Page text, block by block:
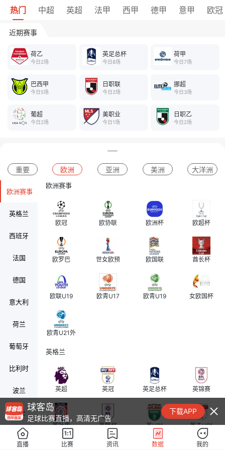
热门 中超 英超 法甲 西甲 德甲 意甲 欧冠
近期赛事
荷乙
今日2场
英足总杯
今日8场
荷甲
今日7场
巴西甲
今日5场
日职联
今日2场
挪超
今日3场
葡超
今日2场
美职业
今日1场
日职乙
今日2场
重要 欧洲 亚洲 美洲 大洋洲
欧洲赛事
英格兰
西班牙
法国
德国
意大利
荷兰
葡萄牙
比利时
波兰
瑞士
奥地利
欧洲赛事
欧冠 欧协联 欧洲杯 欧超杯
欧罗巴 世女欧预 欧国联 酋长杯
欧联U19 欧青U17 欧青U19 女欧国杯
欧青U21外
英格兰
英超 英冠 英足总杯 英锦赛
英社盾 英联杯 英U21 英乙U21
球客岛
足球比赛直播，高清无广告
下载APP
直播 比赛 资讯 数据 我的